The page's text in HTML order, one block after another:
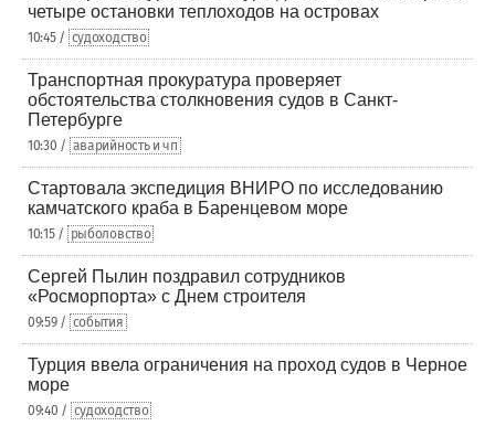
четыре остановки теплоходов на островах
10:45 / судоходство
Транспортная прокуратура проверяет
обстоятельства столкновения судов в Санкт-
Петербурге
10:30 / аварийность и чп
Стартовала экспедиция ВНИРО по исследованию
камчатского краба в Баренцевом море
10:15 / рыболовство
Сергей Пылин поздравил сотрудников
«Росморпорта» с Днем строителя
09:59 / события
Турция ввела ограничения на проход судов в Черное
море
09:40 / судоходство